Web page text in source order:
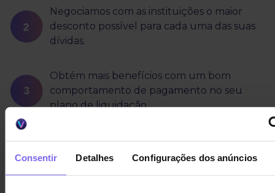
Consentir Detalhes Configurações dos anúncios
Negociamos com as instituições o maior
desconto possível para cada uma das suas
dívidas.
Obtém mais benefícios com um bom
comportamento de pagamento no seu
plano de liquidação.
Acompanhamos e aconselhamos desde o
início até ao fim.